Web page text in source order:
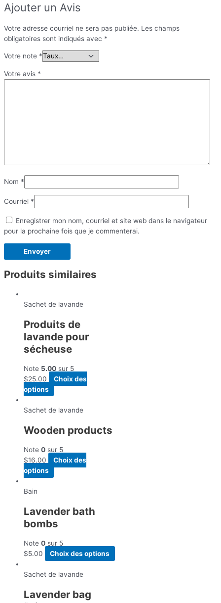
Ajouter un Avis
Votre adresse courriel ne sera pas publiée. Les champs
obligatoires sont indiqués avec *
Votre note *
Votre avis *
Nom *
Courriel *
Enregistrer mon nom, courriel et site web dans le navigateur
pour la prochaine fois que je commenterai.
Produits similaires
Sachet de lavande
Produits de
lavande pour
sécheuse
Note 5.00 sur 5
$25.00
Choix des
options
Sachet de lavande
Wooden products
Note 0 sur 5
$16.00
Choix des
options
Bain
Lavender bath
bombs
Note 0 sur 5
$5.00 Choix des options
Sachet de lavande
Lavender bag